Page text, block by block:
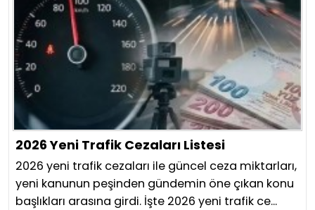
2026 Yeni Trafik Cezaları Listesi
2026 yeni trafik cezaları ile güncel ceza miktarları,
yeni kanunun peşinden gündemin öne çıkan konu
başlıkları arasına girdi. İşte 2026 yeni trafik ce...